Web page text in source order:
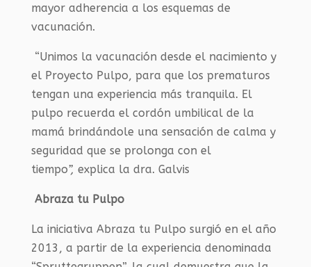
mayor adherencia a los esquemas de
vacunación.
“Unimos la vacunación desde el nacimiento y
el Proyecto Pulpo, para que los prematuros
tengan una experiencia más tranquila. El
pulpo recuerda el cordón umbilical de la
mamá brindándole una sensación de calma y
seguridad que se prolonga con el
tiempo”, explica la dra. Galvis
Abraza tu Pulpo
La iniciativa Abraza tu Pulpo surgió en el año
2013, a partir de la experiencia denominada